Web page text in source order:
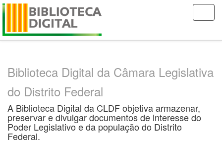
Skip
Biblioteca Digital da Câmara Legislativa
do Distrito Federal
A Biblioteca Digital da CLDF objetiva armazenar,
preservar e divulgar documentos de interesse do
Poder Legislativo e da população do Distrito
Federal.